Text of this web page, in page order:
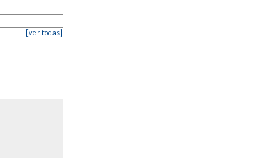
[ver todas]